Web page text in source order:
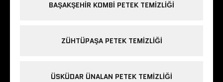
BAŞAKŞEHIR KOMBI PETEK TEMIZLIĞI
ZÜHTÜPAŞA PETEK TEMIZLIĞI
ÜSKÜDAR ÜNALAN PETEK TEMIZLIĞI